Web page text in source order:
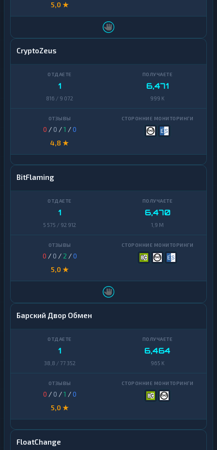
5,0 ★
CryptoZeus
1
816 / 9 072
6,471
999 K
0 / 0 /1 /0
4,8 ★
BitFlaming
1
5 575 / 92 912
6,470
1,9 M
0 / 0 / 2 /0
5,0 ★
Барский Двор Обмен
1
38,8 / 77 352
6,464
965 K
0 / 0 /1 /0
5,0 ★
FloatChange